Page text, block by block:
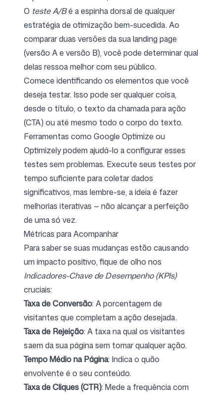
O teste A/Bé a espinha dorsal de qualquer
estratégia de otimização bem-sucedida. Ao
comparar duas versões da sua landing page
(versão A e versão B), você pode determinar qual
delas ressoa melhor com seu público.
Comece identificando os elementos que você
deseja testar. Isso pode ser qualquer coisa,
desde o título, o texto da chamada para ação
(CTA) ou até mesmo todo o corpo do texto.
Ferramentas como Google Optimize ou
Optimizely podem ajudá-lo a configurar esses
testes sem problemas. Execute seus testes por
tempo suficiente para coletar dados
significativos, mas lembre-se, a ideia é fazer
melhorias iterativas — não alcançar a perfeição
de uma só vez.
Métricas para Acompanhar
Para saber se suas mudanças estão causando
um impacto positivo, fique de olho nos
Indicadores-Chave de Desempenho (KPIs)
cruciais:
Taxa de Conversão: A porcentagem de
visitantes que completam a ação desejada.
Taxa de Rejeição: A taxa na qual os visitantes
saem da sua página sem tomar qualquer ação.
Tempo Médio na Página: Indica o quão
envolvente é o seu conteúdo.
Taxa de Cliques (CTR): Mede a frequência com